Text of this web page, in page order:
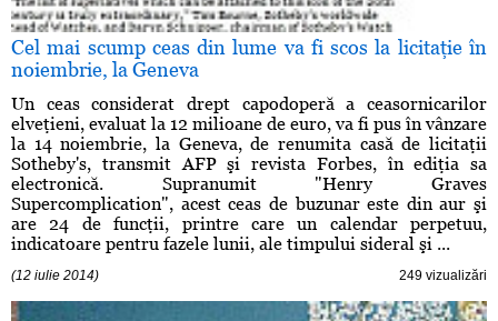
Cel mai scump ceas din lume va fi scos la licitaţie în
noiembrie, la Geneva
Un ceas considerat drept capodoperă a ceasornicarilor
elveţieni, evaluat la 12 milioane de euro, va fi pus în vânzare
la 14 noiembrie, la Geneva, de renumita casă de licitaţii
Sotheby's, transmit AFP şi revista Forbes, în ediţia sa
electronică. Supranumit "Henry Graves
Supercomplication", acest ceas de buzunar este din aur şi
are 24 de funcţii, printre care un calendar perpetuu,
indicatoare pentru fazele lunii, ale timpului sideral şi ...
(12 iulie 2014) 249 vizualizări